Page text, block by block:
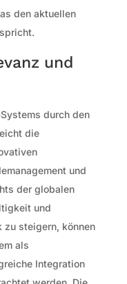
den aktuellen
und
durch den
die
und
der globalen
und
zu steigern, können
als
Integration